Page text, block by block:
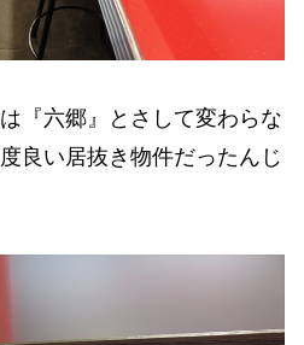
『六郷』とさして変わらな
良い居抜き物件だったんじ